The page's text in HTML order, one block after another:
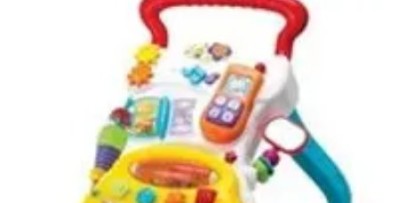
Creación de Videos
Producción de VideosPromoción Musical
Video y Música